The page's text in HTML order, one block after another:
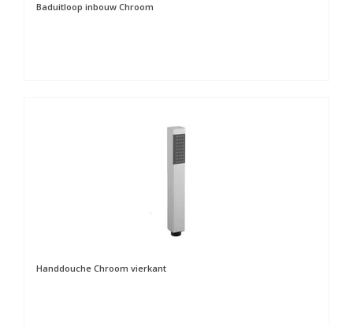
Baduitloop inbouw Chroom
Handdouche Chroom vierkant